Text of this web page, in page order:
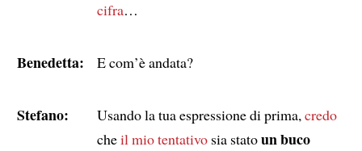
cifra…
Benedetta: E com’è andata?
Stefano: Usando la tua espressione di prima, credo
cheil mio tentativosia statoun buco